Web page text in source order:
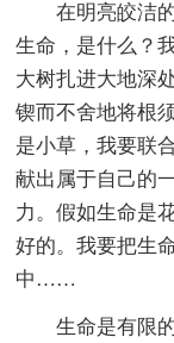
在明亮皎洁
生命，是什么？
大树扎进大地深
锲而不舍地将根
是小草，我要联
献出属于自己的
力。假如生命是
好的。我要把生
中……
生命是有限